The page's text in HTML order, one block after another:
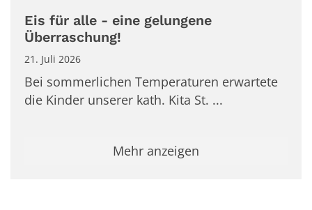
Eis für alle - eine gelungene
Überraschung!
21. Juli 2026
Bei sommerlichen Temperaturen erwartete
die Kinder unserer kath. Kita St. ...
Mehr anzeigen